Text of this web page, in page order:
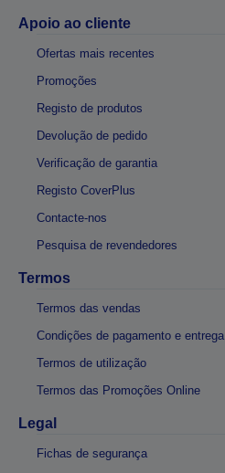
Apoio ao cliente
Ofertas mais recentes
Promoções
Registo de produtos
Devolução de pedido
Verificação de garantia
Registo CoverPlus
Contacte-nos
Pesquisa de revendedores
Termos
Termos das vendas
Condições de pagamento e entrega
Termos de utilização
Termos das Promoções Online
Legal
Fichas de segurança